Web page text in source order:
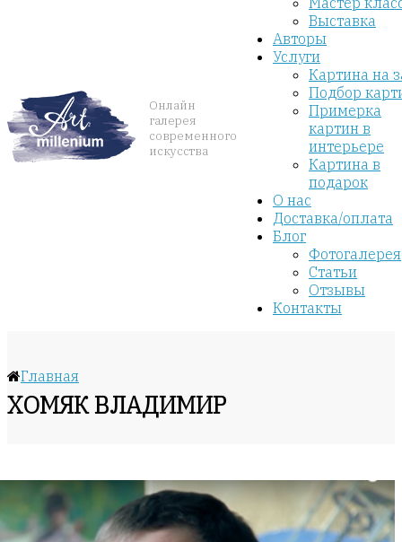
Онлайн
галерея
современного
искусства
Выставка
Авторы
Услуги
Картина на
Подбор
Примерка
картин в
интерьере
Картина в
подарок
О нас
Доставка/оплата
Блог
Фотогалерея
Статьи
Отзывы
Контакты
Главная
ХОМЯК ВЛАДИМИР